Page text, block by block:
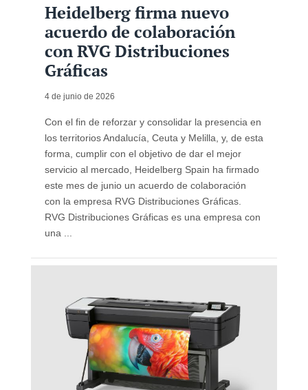
Heidelberg firma nuevo
acuerdo de colaboración
con RVG Distribuciones
Gráficas
4 de junio de 2026
Con el fin de reforzar y consolidar la presencia en
los territorios Andalucía, Ceuta y Melilla, y, de esta
forma, cumplir con el objetivo de dar el mejor
servicio al mercado, Heidelberg Spain ha firmado
este mes de junio un acuerdo de colaboración
con la empresa RVG Distribuciones Gráficas.
RVG Distribuciones Gráficas es una empresa con
una ...